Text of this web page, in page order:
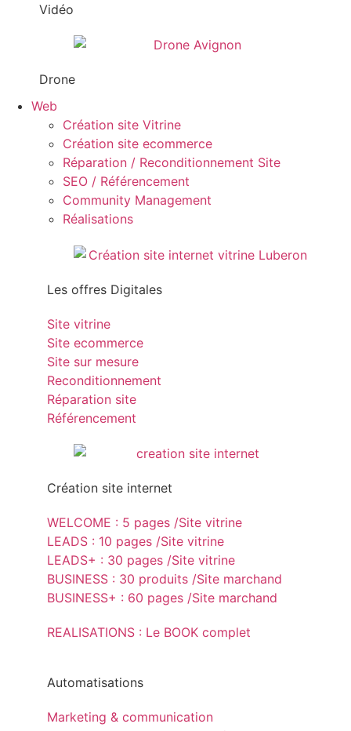
Vidéo
Drone
Web
Création site Vitrine
Création site ecommerce
Réparation / Reconditionnement Site
SEO / Référencement
Community Management
Réalisations
Les offres Digitales
Site vitrine
Site ecommerce
Site sur mesure
Reconditionnement
Réparation site
Référencement
Création site internet
WELCOME : 5 pages /Site vitrine
LEADS : 10 pages /Site vitrine
LEADS+ : 30 pages /Site vitrine
BUSINESS : 30 produits /Site marchand
BUSINESS+ : 60 pages /Site marchand
REALISATIONS : Le BOOK complet
Automatisations
Marketing & communication